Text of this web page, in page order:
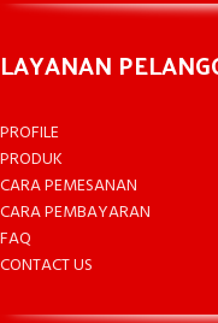
LAYANAN
PROFILE
PRODUK
CARA PEMESANAN
CARA PEMBAYARAN
FAQ
CONTACT US